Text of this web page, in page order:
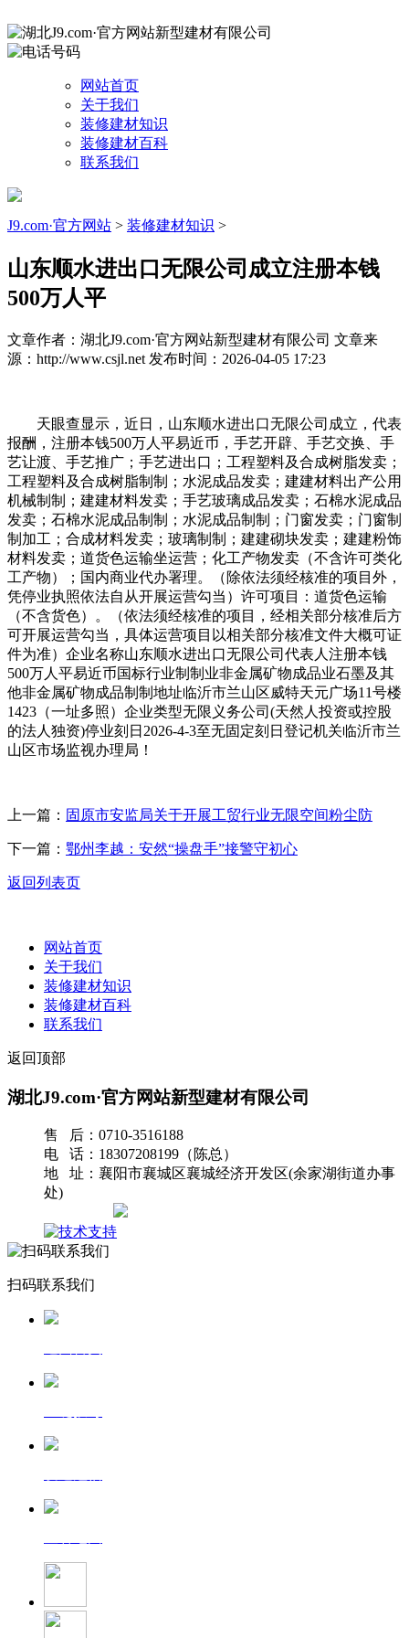
网站首页
关于我们
装修建材知识
装修建材百科
联系我们
J9.com·官方网站 > 装修建材知识 >
山东顺水进出口无限公司成立注册本钱
500万人平
文章作者：湖北J9.com·官方网站新型建材有限公司 文章来
源：http://www.csjl.net 发布时间：2026-04-05 17:23
天眼查显示，近日，山东顺水进出口无限公司成立，代表
报酬，注册本钱500万人平易近币，手艺开辟、手艺交换、手
艺让渡、手艺推广；手艺进出口；工程塑料及合成树脂发卖；
工程塑料及合成树脂制制；水泥成品发卖；建建材料出产公用
机械制制；建建材料发卖；手艺玻璃成品发卖；石棉水泥成品
发卖；石棉水泥成品制制；水泥成品制制；门窗发卖；门窗制
制加工；合成材料发卖；玻璃制制；建建砌块发卖；建建粉饰
材料发卖；道货色运输坐运营；化工产物发卖（不含许可类化
工产物）；国内商业代办署理。（除依法须经核准的项目外，
凭停业执照依法自从开展运营勾当）许可项目：道货色运输
（不含货色）。（依法须经核准的项目，经相关部分核准后方
可开展运营勾当，具体运营项目以相关部分核准文件大概可证
件为准）企业名称山东顺水进出口无限公司代表人注册本钱
500万人平易近币国标行业制制业非金属矿物成品业石墨及其
他非金属矿物成品制制地址临沂市兰山区威特天元广场11号楼
1423（一址多照）企业类型无限义务公司(天然人投资或控股
的法人独资)停业刻日2026-4-3至无固定刻日登记机关临沂市兰
山区市场监视办理局！
上一篇： 固原市安监局关于开展工贸行业无限空间粉尘防
下一篇： 鄂州李越：安然“操盘手”接警守初心
返回列表页
网站首页
关于我们
装修建材知识
装修建材百科
联系我们
返回顶部
湖北J9.com·官方网站新型建材有限公司
售 后：0710-3516188
电 话：18307208199（陈总）
地 址：襄阳市襄城区襄城经济开发区(余家湖街道办事
处)
扫码联系我们